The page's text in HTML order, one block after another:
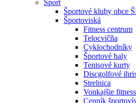
Šport
Športové kluby obce
Športoviská
Fitness centrum
Telocvičňa
Cyklochodníky
Športové haly
Tenisové kurty
Discgolfové
Strelnica
Vonkajšie fitness
Cenník